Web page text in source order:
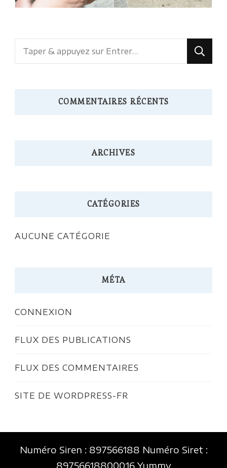
Vous
recherchiez
COMMENTAIRES RÉCENTS
ARCHIVES
CATÉGORIES
AUCUNE CATÉGORIE
MÉTA
CONNEXION
FLUX DES PUBLICATIONS
FLUX DES COMMENTAIRES
SITE DE WORDPRESS-FR
Numéro Siren : 897566188 Numéro Siret :
89756618800016 Yummy